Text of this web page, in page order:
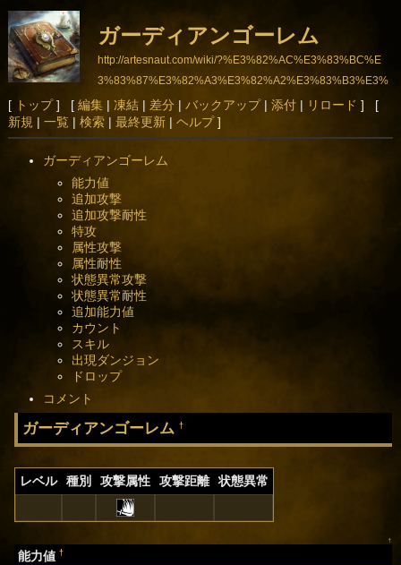
ガーディアンゴーレム
http://artesnaut.com/wiki/?%E3%82%AC%E3%83%BC%E
3%83%87%E3%82%A3%E3%82%A2%E3%83%B3%E3%
82%B4%E3%83%BC%E3%83%AC%E3%83%A0
[ トップ] [ 編集| 凍結| 差分 | バックアップ| 添付| リロード ] [
新規 | 一覧 | 検索| 最終更新| ヘルプ]
ガーディアンゴーレム
能力値
追加攻撃
追加攻撃耐性
特攻
属性攻撃
属性耐性
状態異常攻撃
状態異常耐性
追加能力値
カウント
スキル
出現ダンジョン
ドロップ
コメント
ガーディアンゴーレム †
レベル 種別 攻撃属性 攻撃距離 状態異常
↑
能力値†